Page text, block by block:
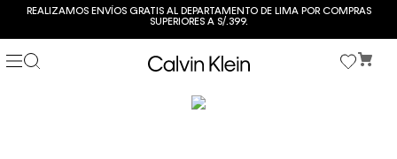
REALIZAMOS ENVÍOS GRATIS AL DEPARTAMENTO DE LIMA POR COMPRAS
SUPERIORES A S/.399.